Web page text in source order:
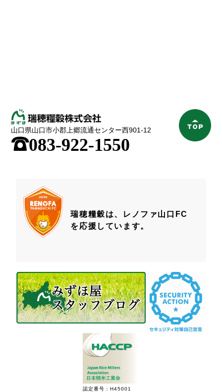
山口県山口市小郡上郷流通センター西901-12
;083-922-1550
瑞穂糧穀は、レノファ山口FC
を応援しています。
認定番号：H45001